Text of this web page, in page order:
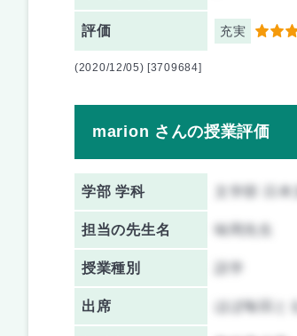
評価 充実 5
(2020/12/05) [3709684]
marion さんの授業評価
学部 学科
担当の先生名 味岡先生
授業種別
出席 ほぼ毎回とる